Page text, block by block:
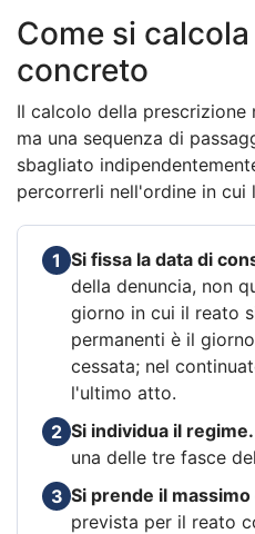
Come si
concreto
Il calcolo della prescrizione
ma una sequenza di
sbagliato
percorrerli nell'ordine in cui
1 Si fissa la data di
della denuncia, non
giorno in cui il reato
permanenti è il
cessata; nel
l'ultimo atto.
2 Si individua il regime.
una delle tre fasce
3 Si prende il
prevista per il reato